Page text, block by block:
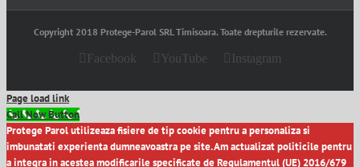
Copyright 2018 Protege-Parol SRL Timisoara. Toate drepturile rezervate.
Facebook YouTube Instagram
Page load link
Call Now Button
Protege Parol utilizeaza fisiere de tip cookie pentru a personaliza si
imbunatati experienta dumneavoastra pe site. Am actualizat politicile pentru
a integra in acestea modificarile specificate de Regulamentul (UE) 2016/679